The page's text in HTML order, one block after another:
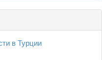
в Турции